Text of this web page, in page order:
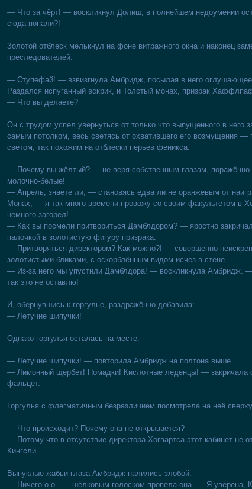
— Что за чёрт! — воскликнул Долиш, в полнейшем недоумении
сюда попали?!
Золотой отблеск мелькнул на фоне витражного окна и наконец
преследователей.
— Ступефай! — взвизгнула Амбридж, посылая в него оглушающее
Раздался испуганный вскрик, и Толстый монах, призрак
— Что вы делаете?
Он с трудом успел увернуться от только что выпущенного в него
самым потолком, весь светясь от охватившего его
светом, так похожим на отблески перьев феникса.
— Почему вы жёлтый? — не веря собственным глазам, поражённо
молочно-белые!
— Апрель, знаете ли, — становясь едва ли не оранжевым от
Монах, — я так много времени провожу со своим факультетом в
немного загорел!
— Как вы посмели притвориться Дамблдором? — яростно
палочкой в золотистую фигуру призрака.
— Притворяться директором? Как можно?! — совершенно
золотистыми бликами, с оскорблённым видом исчез в стене.
— Из-за него мы упустили Дамблдора! — воскликнула Амбридж.
так это не оставлю!
И, обернувшись к горгулье, раздражённо добавила:
— Летучие шипучки!
Однако горгулья осталась на месте.
— Летучие шипучки! — повторила Амбридж на полтона выше.
— Лимонный щербет! Помадки! Кислотные леденцы! — закричала
фальцет.
Горгулья с флегматичным безразличием посмотрела на неё
— Что происходит? Почему она не открывается?
— Потому что в отсутствие директора Хогвартса этот кабинет не
Кингсли.
Выпуклые жабьи глаза Амбридж налились злобой.
— Ничего-о-о...— шёлковым голоском пропела она. — Я уверена,